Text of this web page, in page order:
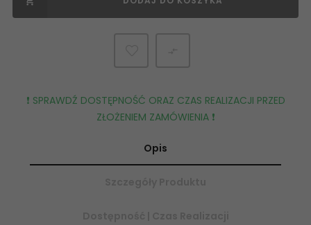
❗️ SPRAWDŹ DOSTĘPNOŚĆ ORAZ CZAS REALIZACJI PRZED
ZŁOŻENIEM ZAMÓWIENIA ❗️
Opis